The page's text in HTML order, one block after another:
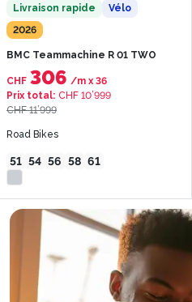
Livraison rapide
Vélo
2026
BMC Teammachine R 01 TWO
CHF 306 /m x 36
Prix total: CHF 10’999
CHF 11’999
Road Bikes
51 54 56 58 61